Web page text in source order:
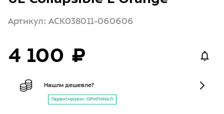
Артикул: ACK038011-060606
4 100 ₽
Нашли дешевле?
Гарантируем: ОРИГИНАЛ